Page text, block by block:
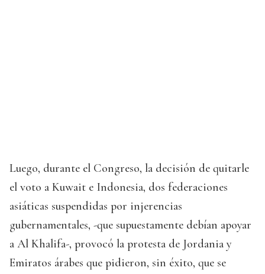
Luego, durante el Congreso, la decisión de quitarle
el voto a Kuwait e Indonesia, dos federaciones
asiáticas suspendidas por injerencias
gubernamentales, -que supuestamente debían apoyar
a Al Khalifa-, provocó la protesta de Jordania y
Emiratos árabes que pidieron, sin éxito, que se